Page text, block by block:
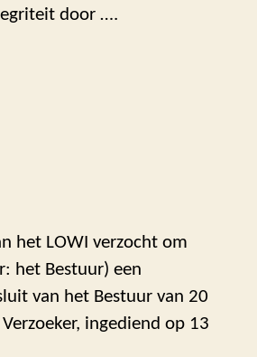
door ….
het LOWI verzocht om
het Bestuur) een
van het Bestuur van 20
ingediend op 13